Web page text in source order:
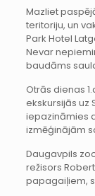
Mazliet
teritoriju, un
Park Hotel
Nevar
baudāms
Otrās dienas
ekskursijās uz
iepazināmies
izmēģinājām
Daugavpils
režisors
papagaiļiem,